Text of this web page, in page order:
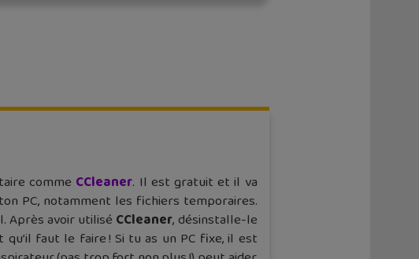
comme CCleaner. Il est gratuit et il va
PC, notamment les fichiers temporaires.
Après avoir utilisé CCleaner, désinstalle-le
faut le faire ! Si tu as un PC fixe, il est